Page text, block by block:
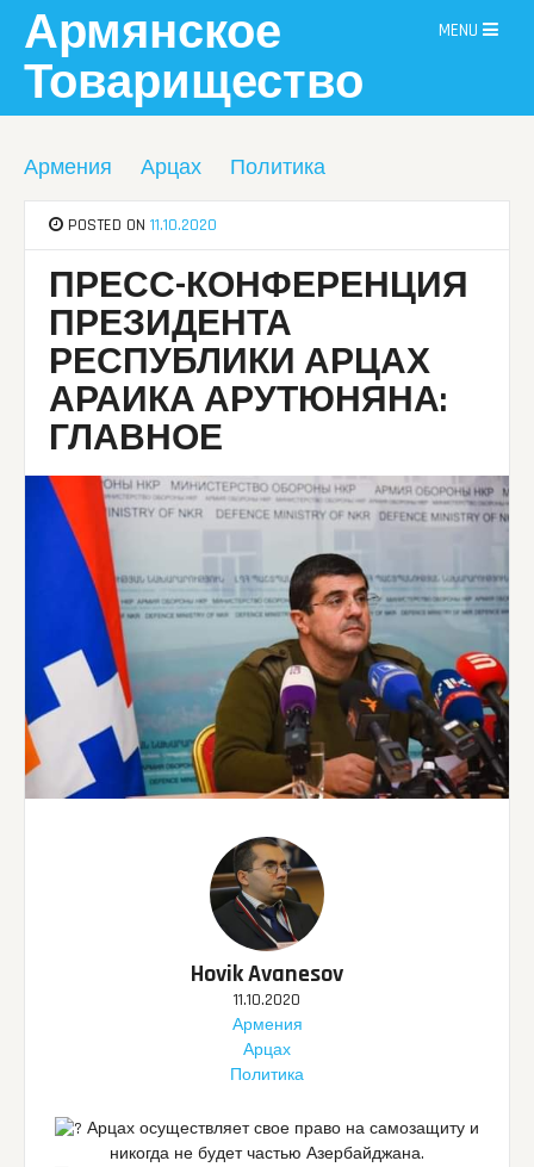
content
Армянское
Товарищество
MENU
Армения Арцах Политика
POSTED ON11.10.2020
ПРЕСС-КОНФЕРЕНЦИЯ
ПРЕЗИДЕНТА
РЕСПУБЛИКИ АРЦАХ
АРАИКА АРУТЮНЯНА:
ГЛАВНОЕ
Hovik Avanesov
11.10.2020
Армения
Арцах
Политика
Арцах осуществляет свое право на самозащиту и
никогда не будет частью Азербайджана.